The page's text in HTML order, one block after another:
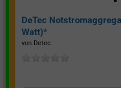
DeTec
Watt)*
von Detec.